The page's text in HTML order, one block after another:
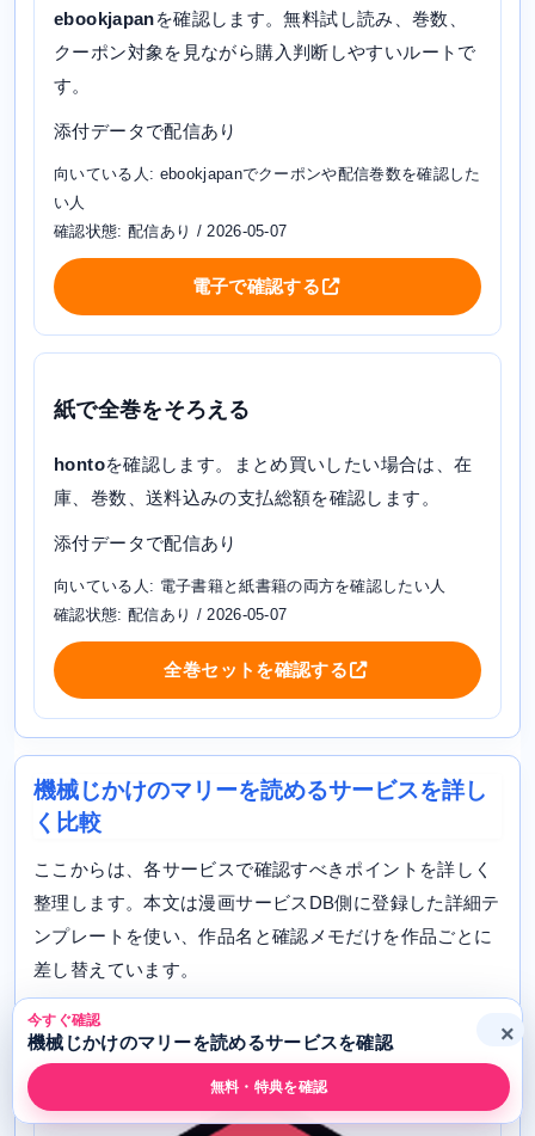
ebookjapanを確認します。無料試し読み、巻数、
クーポン対象を見ながら購入判断しやすいルートで
す。
添付データで配信あり
向いている人: ebookjapanでクーポンや配信巻数を確認した
い人
確認状態: 配信あり / 2026-05-07
電子で確認する
紙で全巻をそろえる
hontoを確認します。まとめ買いしたい場合は、在
庫、巻数、送料込みの支払総額を確認します。
添付データで配信あり
向いている人: 電子書籍と紙書籍の両方を確認したい人
確認状態: 配信あり / 2026-05-07
全巻セットを確認する
機械じかけのマリーを読めるサービスを詳し
く比較
ここからは、各サービスで確認すべきポイントを詳しく
整理します。本文は漫画サービスDB側に登録した詳細テ
ンプレートを使い、作品名と確認メモだけを作品ごとに
差し替えています。
今すぐ確認
機械じかけのマリーを読めるサービスを確認
無料・特典を確認
×